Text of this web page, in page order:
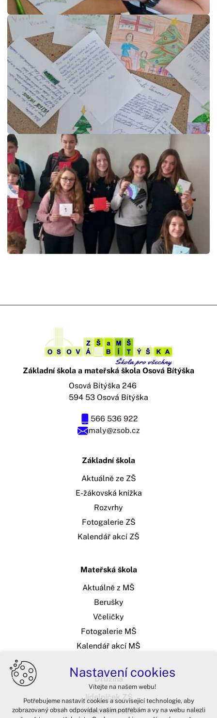
Základní škola a mateřská škola Osová Bítýška
maly@zsob.cz
566 536 922
Osová Bítýška 246
594 53 Osová Bítýška
Základní škola
Aktuálně ze ZŠ
E-žákovská knížka
Rozvrhy
Fotogalerie ZŠ
Kalendář akcí ZŠ
Mateřská škola
Aktuálně z MŠ
Berušky
Včeličky
Fotogalerie MŠ
Kalendář akcí MŠ
Družina
Jídelníček ZŠ
Jídelníček MŠ
Nastavení cookies
Vítejte na našem webu!
Potřebujeme nastavit cookies a související technologie, aby
zobrazovaný obsah odpovídal vašim potřebám a vy na webu nalezli